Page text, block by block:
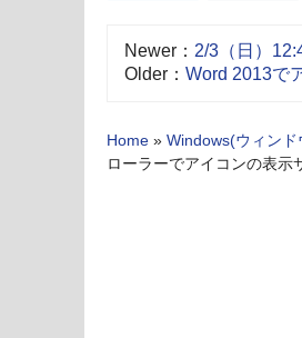
Newer： 2/3（日）
Older： Word 2013で
Home » Windows(ウィン
ローラーでアイコンの表示